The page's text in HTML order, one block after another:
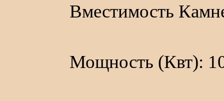
Вместимость
Мощность (Квт):